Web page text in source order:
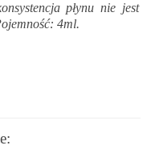
płynu nie jest
4ml.